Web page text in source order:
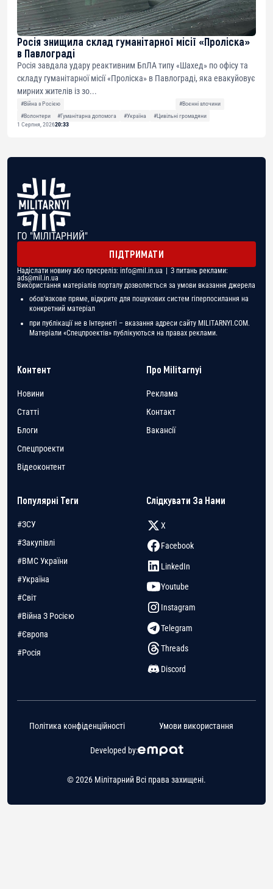
Росія знищила склад гуманітарної місії «Проліска»
в Павлограді
Росія завдала удару реактивним БпЛА типу «Шахед» по офісу та
складу гуманітарної місії «Проліска» в Павлограді, яка евакуйовує
мирних жителів із зо...
#Війна з Росією
#Воєнні злочини
#Волонтери
#Гуманітарна допомога #Україна
#Цивільні громадяни
1 Серпня, 202620:33
ГО "МІЛІТАРНИЙ"
ПІДТРИМАТИ
Надіслати новину або пресреліз: info@mil.in.ua | З питань реклами:
ads@mil.in.ua
Використання матеріалів порталу дозволяється за умови вказання джерела
обов'язкове пряме, відкрите для пошукових систем гіперпосилання на
конкретний матеріал
при публікації не в Інтернеті – вказання адреси сайту MILITARNYI.COM.
Матеріали «Спецпроектів» публікуються на правах реклами.
Контент
Новини
Статті
Блоги
Спецпроекти
Відеоконтент
Про Militarnyi
Реклама
Контакт
Вакансії
Популярні Теги
#ЗСУ
#Закупівлі
#ВМС України
#Україна
#Світ
#Війна З Росією
#Європа
#Росія
Слідкувати За Нами
X
Facebook
LinkedIn
Youtube
Instagram
Telegram
Threads
Discord
© 2026 Мілітарний Всі права захищені.
Developed by:
Політика конфіденційності Умови використання